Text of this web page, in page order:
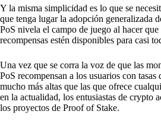
Y la misma simplicidad es lo que se
que tenga lugar la adopción generalizada
PoS nivela el campo de juego al hacer que
recompensas estén disponibles para casi
Una vez que se corra la voz de que las
PoS recompensan a los usuarios con tasas
mucho más altas que las que ofrece
en la actualidad, los entusiastas de crypto
los proyectos de Proof of Stake.